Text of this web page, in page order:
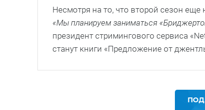
Несмотря на то, что второй сезон
«Мы планируем заниматься
президент стримингового сервиса
станут книги «Предложение от